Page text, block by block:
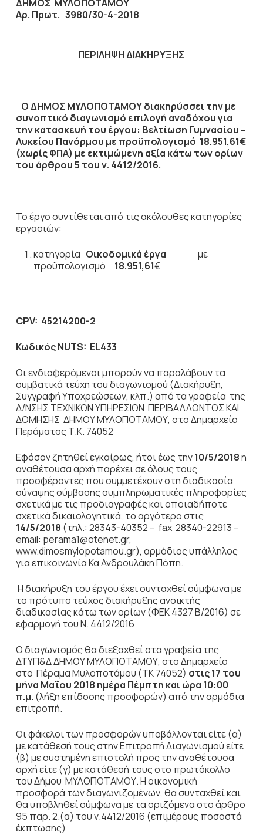
ΔΗΜΟΣ ΜΥΛΟΠΟΤΑΜΟΥ
Αρ. Πρωτ. 3980/30-4-2018
ΠΕΡΙΛΗΨΗ ΔΙΑΚΗΡΥΞΗΣ
Ο ΔΗΜΟΣ ΜΥΛΟΠΟΤΑΜΟΥ διακηρύσσει την με
συνοπτικό διαγωνισμό επιλογή αναδόχου για
την κατασκευή του έργου: Βελτίωση Γυμνασίου –
Λυκείου Πανόρμου με προϋπολογισμό 18.951,61€
(χωρίς ΦΠΑ) με εκτιμώμενη αξία κάτω των ορίων
του άρθρου 5 του ν. 4412/2016.
Το έργο συντίθεται από τις ακόλουθες κατηγορίες
εργασιών:
κατηγορία Οικοδομικά έργα
με
προϋπολογισμό
18.951,61€
CPV: 45214200-2
ΚωδικόςNUTS: EL433
Οι ενδιαφερόμενοι μπορούν να παραλάβουν τα
συμβατικά τεύχη του διαγωνισμού (Διακήρυξη,
Συγγραφή Υποχρεώσεων, κλπ.) από τα γραφεία της
Δ/ΝΣΗΣ ΤΕΧΝΙΚΩΝ ΥΠΗΡΕΣΙΩΝ ΠΕΡΙΒΑΛΛΟΝΤΟΣ ΚΑΙ
ΔΟΜΗΣΗΣ ΔΗΜΟΥ ΜΥΛΟΠΟΤΑΜΟΥ, στο Δημαρχείο
Περάματος Τ.Κ. 74052
Εφόσον ζητηθεί εγκαίρως, ήτοι έως την10/5/2018η
αναθέτουσα αρχή παρέχει σε όλους τους
προσφέροντες που συμμετέχουν στη διαδικασία
σύναψης σύμβασης συμπληρωματικές πληροφορίες
σχετικά με τις προδιαγραφές και οποιαδήποτε
σχετικά δικαιολογητικά, το αργότερο στις
14/5/2018 (τηλ.: 28343-40352 – fax 28340-22913 –
email: perama1@otenet.gr,
www.dimosmylopotamou.gr), αρμόδιος υπάλληλος
για επικοινωνία Κα Ανδρουλάκη Πόπη.
Η διακήρυξη του έργου έχει συνταχθεί σύμφωνα με
το πρότυπο τεύχος διακήρυξης ανοικτής
διαδικασίας κάτω των ορίων (ΦΕΚ 4327 Β/2016) σε
εφαρμογή του Ν. 4412/2016
Ο διαγωνισμός θα διεξαχθεί στα γραφεία της
ΔΤΥΠ&Δ ΔΗΜΟΥ ΜΥΛΟΠΟΤΑΜΟΥ, στο Δημαρχείο
στο Πέραμα Μυλοποτάμου (ΤΚ 74052) στις 17 του
μήνα Μαΐου 2018 ημέρα Πέμπτη και ώρα 10:00
π.μ. (λήξη επίδοσης προσφορών) από την αρμόδια
επιτροπή.
Οι φάκελοι των προσφορών υποβάλλονται είτε (α)
με κατάθεσή τους στην Επιτροπή Διαγωνισμού είτε
(β) με συστημένη επιστολή προς την αναθέτουσα
αρχή είτε (γ) με κατάθεσή τους στο πρωτόκολλο
του Δήμου ΜΥΛΟΠΟΤΑΜΟΥ. Η οικονομική
προσφορά των διαγωνιζομένων, θα συνταχθεί και
θα υποβληθεί σύμφωνα με τα οριζόμενα στο άρθρο
95 παρ. 2.(α) του ν.4412/2016 (επιμέρους ποσοστά
έκπτωσης)